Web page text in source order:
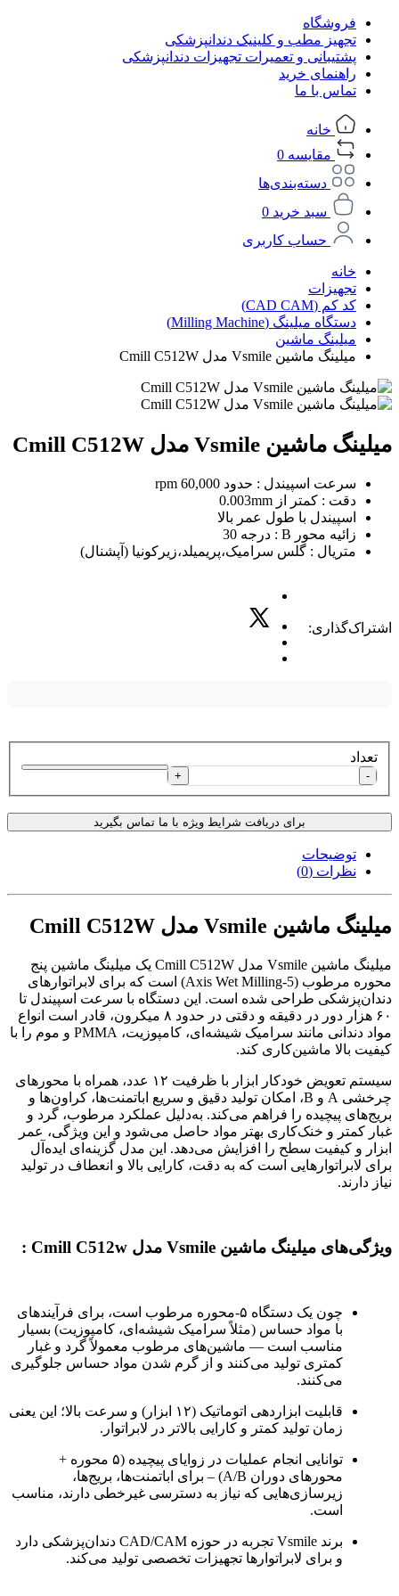
فروشگاه
تجهیز مطب و کلینیک دندانپزشکی
پشتیبانی و تعمیرات تجهیزات دندانپزشکی
راهنمای خرید
تماس با ما
خانه
مقایسه 0
دسته‌بندی‌ها
سبد خرید 0
حساب کاربری
خانه
تجهیزات
کد کم (CAD CAM)
دستگاه میلینگ (Milling Machine)
میلینگ ماشین
میلینگ ماشین Vsmile مدل Cmill C512W
میلینگ ماشین Vsmile مدل Cmill C512W
سرعت اسپیندل : حدود 60,000 rpm
دقت : کمتر از 0.003mm
اسپیندل با طول عمر بالا
زائیه محور B : درجه 30
متریال : گلس سرامیک،پریمیلد،زیرکونیا (آپشنال)
اشتراک‌گذاری:
تعداد
-
+
برای دریافت شرایط ویژه با ما تماس بگیرید
توضیحات
نظرات (0)
میلینگ ماشین Vsmile مدل Cmill C512W
میلینگ ماشین Vsmile مدل Cmill C512W یک میلینگ ماشین پنج‌
محوره مرطوب (5-Axis Wet Milling) است که برای لابراتوارهای
دندان‌پزشکی طراحی شده است. این دستگاه با سرعت اسپیندل تا
۶۰ هزار دور در دقیقه و دقتی در حدود ۸ میکرون، قادر است انواع
مواد دندانی مانند سرامیک شیشه‌ای، کامپوزیت، PMMA و موم را با
کیفیت بالا ماشین‌کاری کند.
سیستم تعویض خودکار ابزار با ظرفیت ۱۲ عدد، همراه با محورهای
چرخشی A و B، امکان تولید دقیق و سریع اباتمنت‌ها، کراون‌ها و
بریج‌های پیچیده را فراهم می‌کند. به‌دلیل عملکرد مرطوب، گرد و
غبار کمتر و خنک‌کاری بهتر مواد حاصل می‌شود و این ویژگی، عمر
ابزار و کیفیت سطح را افزایش می‌دهد. این مدل گزینه‌ای ایده‌آل
برای لابراتوارهایی است که به دقت، کارایی بالا و انعطاف در تولید
نیاز دارند.
ویژگی‌های میلینگ ماشین Vsmile مدل Cmill C512w :
چون یک دستگاه ۵-محوره مرطوب است، برای فرآیندهای
با مواد حساس (مثلاً سرامیک شیشه‌ای، کامپوزیت) بسیار
مناسب است — ماشین‌های مرطوب معمولاً گرد و غبار
کمتری تولید می‌کنند و از گرم شدن مواد حساس جلوگیری
می‌کنند.
قابلیت ابزاردهی اتوماتیک (۱۲ ابزار) و سرعت بالا؛ این یعنی
زمان تولید کمتر و کارایی بالاتر در لابراتوار.
توانایی انجام عملیات در زوایای پیچیده (۵ محوره +
محورهای دوران A/B) – برای اباتمنت‌ها، بریج‌ها،
زیرسازی‌هایی که نیاز به دسترسی غیرخطی دارند، مناسب
است.
برند Vsmile تجربه در حوزه CAD/CAM دندان‌پزشکی دارد
و برای لابراتوارها تجهیزات تخصصی تولید می‌کند.